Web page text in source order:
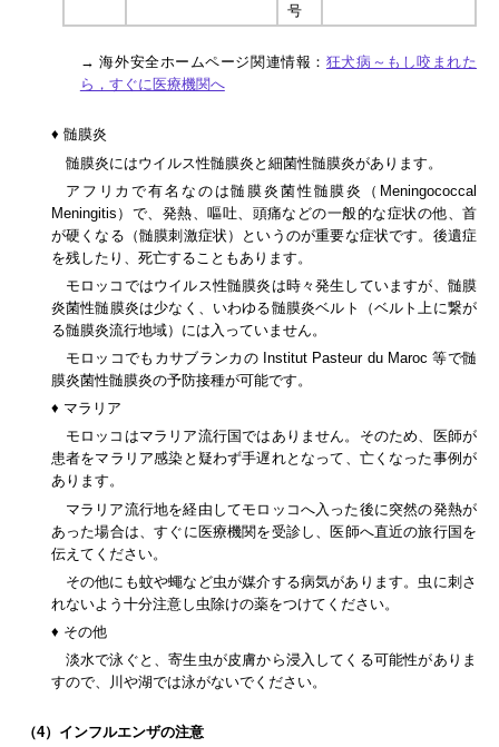
号
→ 海外安全ホームページ関連情報： 狂犬病～もし咬まれた
ら，すぐに医療機関へ
♦ 髄膜炎
髄膜炎にはウイルス性髄膜炎と細菌性髄膜炎があります。
アフリカで有名なのは髄膜炎菌性髄膜炎（ Meningococcal
Meningitis ）で、発熱、嘔吐、頭痛などの一般的な症状の他、首
が硬くなる（髄膜刺激症状）というのが重要な症状です。後遺症
を残したり、死亡することもあります。
モロッコではウイルス性髄膜炎は時々発生していますが、髄膜
炎菌性髄膜炎は少なく、いわゆる髄膜炎ベルト（ベルト上に繋が
る髄膜炎流行地域）には入っていません。
モロッコでもカサブランカの Institut Pasteur du Maroc 等で髄
膜炎菌性髄膜炎の予防接種が可能です。
♦ マラリア
モロッコはマラリア流行国ではありません。そのため、医師が
患者をマラリア感染と疑わず手遅れとなって、亡くなった事例が
あります。
マラリア流行地を経由してモロッコへ入った後に突然の発熱が
あった場合は、すぐに医療機関を受診し、医師へ直近の旅行国を
伝えてください。
その他にも蚊や蠅など虫が媒介する病気があります。虫に刺さ
れないよう十分注意し虫除けの薬をつけてください。
♦ その他
淡水で泳ぐと、寄生虫が皮膚から浸入してくる可能性がありま
すので、川や湖では泳がないでください。
（4）インフルエンザの注意